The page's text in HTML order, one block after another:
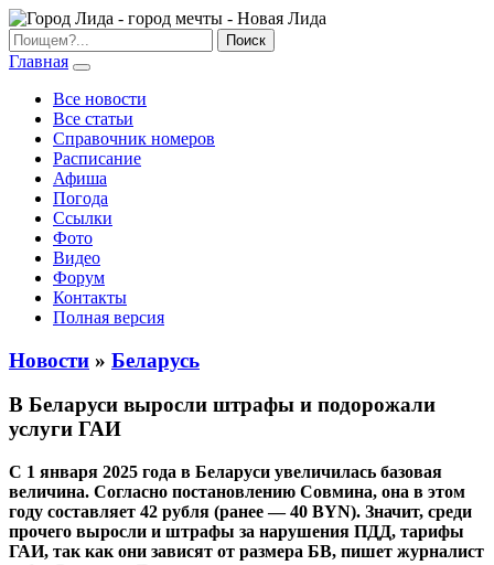
Главная
Все новости
Все статьи
Справочник номеров
Расписание
Афиша
Погода
Ссылки
Фото
Видео
Форум
Контакты
Полная версия
Новости » Беларусь
В Беларуси выросли штрафы и подорожали
услуги ГАИ
С 1 января 2025 года в Беларуси увеличилась базовая
величина. Согласно постановлению Совмина, она в этом
году составляет 42 рубля (ранее — 40 BYN). Значит, среди
прочего выросли и штрафы за нарушения ПДД, тарифы
ГАИ, так как они зависят от размера БВ, пишет журналист